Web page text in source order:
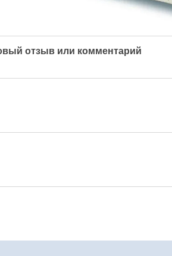
отзыв или комментарий